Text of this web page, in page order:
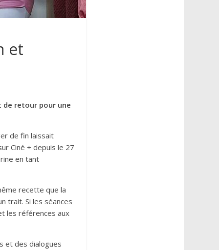
et
retour pour une
de fin laissait
Ciné + depuis le 27
en tant
recette que la
trait. Si les séances
les références aux
et des dialogues